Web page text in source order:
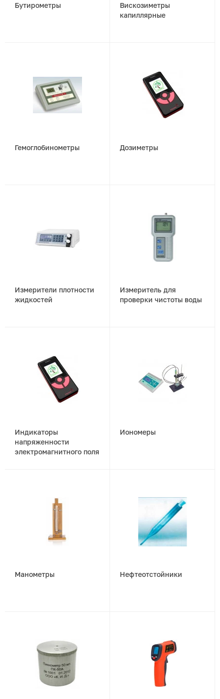
Бутирометры
Вискозиметры
капиллярные
Гемоглобинометры Дозиметры
Измерители плотности
жидкостей
Измеритель для
проверки чистоты воды
Индикаторы
напряженности
электромагнитного поля
Иономеры
Манометры Нефтеотстойники